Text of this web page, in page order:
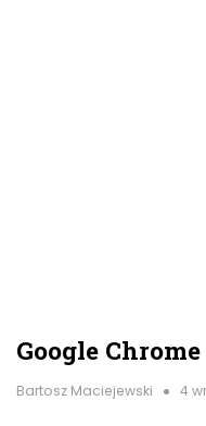
Google Chrome
Bartosz Maciejewski 4